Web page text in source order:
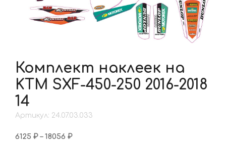
Комплект наклеек на
KTM SXF-450-250 2016-2018
14
Артикул: 24.07.03.033
6125 ₽ – 18056 ₽Диапазон